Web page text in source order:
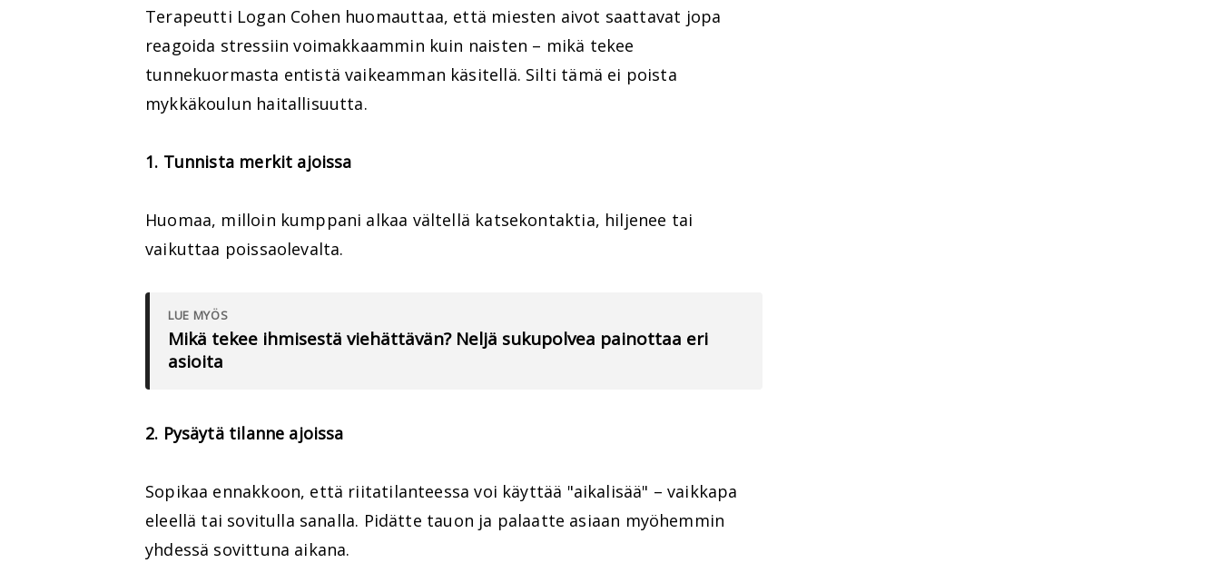
Terapeutti Logan Cohen huomauttaa, että miesten aivot saattavat jopa
reagoida stressiin voimakkaammin kuin naisten – mikä tekee
tunnekuormasta entistä vaikeamman käsitellä. Silti tämä ei poista
mykkäkoulun haitallisuutta.
1. Tunnista merkit ajoissa
Huomaa, milloin kumppani alkaa vältellä katsekontaktia, hiljenee tai
vaikuttaa poissaolevalta.
LUE MYÖS
Mikä tekee ihmisestä viehättävän? Neljä sukupolvea painottaa eri
asioita
2. Pysäytä tilanne ajoissa
Sopikaa ennakkoon, että riitatilanteessa voi käyttää "aikalisää" – vaikkapa
eleellä tai sovitulla sanalla. Pidätte tauon ja palaatte asiaan myöhemmin
yhdessä sovittuna aikana.